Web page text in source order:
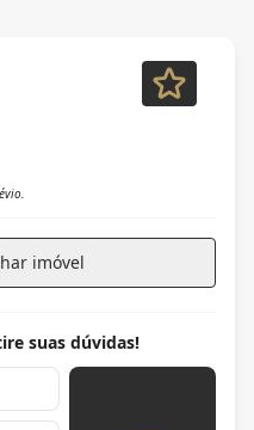
imóvel
suas dúvidas!